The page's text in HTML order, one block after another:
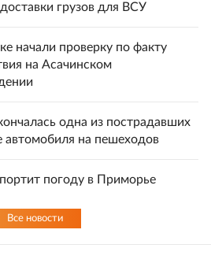
грузов для ВСУ
начали проверку по факту
на Асачинском
одна из пострадавших
автомобиля на пешеходов
погоду в Приморье
Все новости